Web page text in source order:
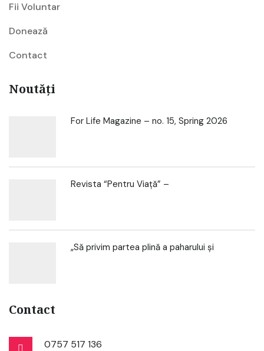
Fii Voluntar
Donează
Contact
Noutăți
For Life Magazine – no. 15, Spring 2026
Revista “Pentru Viață” –
„Să privim partea plină a paharului și
Contact
0757 517 136